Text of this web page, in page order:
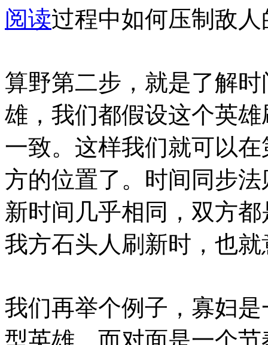
阅读过程中如何压制敌
算野第二步，就是了解
雄，我们都假设这个英
一致。这样我们就可以
方的位置了。时间同步
新时间几乎相同，双方
我方石头人刷新时，也
我们再举个例子，寡妇
型英雄，而对面是一个